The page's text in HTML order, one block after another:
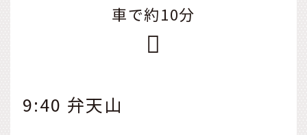
車で約10分
9:40 弁天山